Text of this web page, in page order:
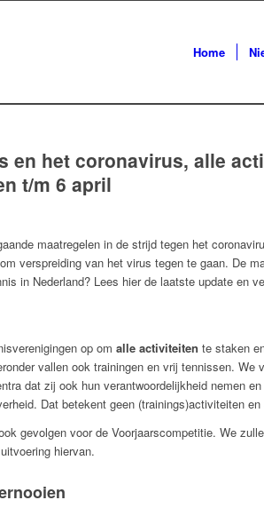
Home
en het coronavirus, alle
t/m 6 april
maatregelen in de strijd tegen het
verspreiding van het virus tegen te gaan. De
in Nederland? Lees hier de laatste update en
op om alle activiteiten te staken
vallen ook trainingen en vrij tennissen. We
dat zij ook hun verantwoordelijkheid nemen
Dat betekent geen (trainings)activiteiten
gevolgen voor de Voorjaarscompetitie. We
hiervan.